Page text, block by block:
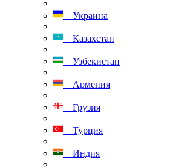
Украина
Казахстан
Узбекистан
Армения
Грузия
Турция
Индия